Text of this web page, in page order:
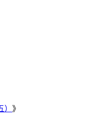
》